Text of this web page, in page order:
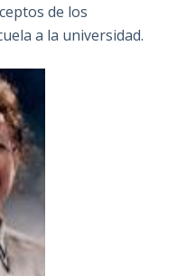
de los
a la universidad.